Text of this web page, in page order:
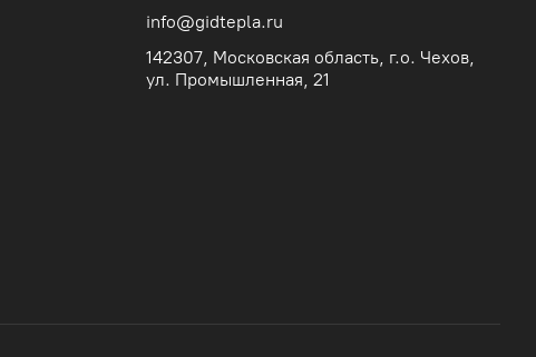
info@gidtepla.ru
142307, Московская область, г.о. Чехов,
ул. Промышленная, 21